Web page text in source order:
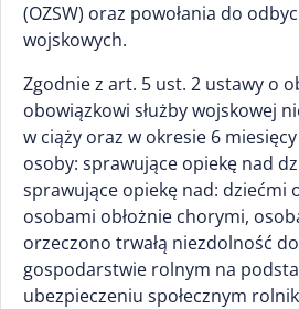
(OZSW) oraz powołania do
wojskowych.
Zgodnie z art. 5 ust. 2 ustawy o
obowiązkowi służby wojskowej
w ciąży oraz w okresie 6
osoby: sprawujące opiekę nad
sprawujące opiekę nad: dziećmi
osobami obłożnie chorymi,
orzeczono trwałą niezdolność
gospodarstwie rolnym na
ubezpieczeniu społecznym